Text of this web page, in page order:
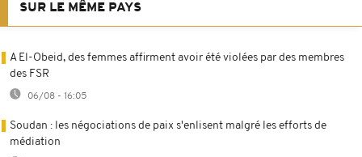
SUR LE MÊME PAYS
A El-Obeid, des femmes affirment avoir été violées par des membres
des FSR
06/08 - 16:05
Soudan : les négociations de paix s'enlisent malgré les efforts de
médiation